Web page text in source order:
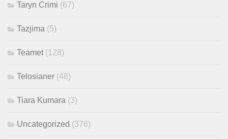
Taryn Crimi (67)
Tazjima (5)
Teamet(128)
Telosianer (48)
Tiara Kumara (3)
Uncategorized (376)